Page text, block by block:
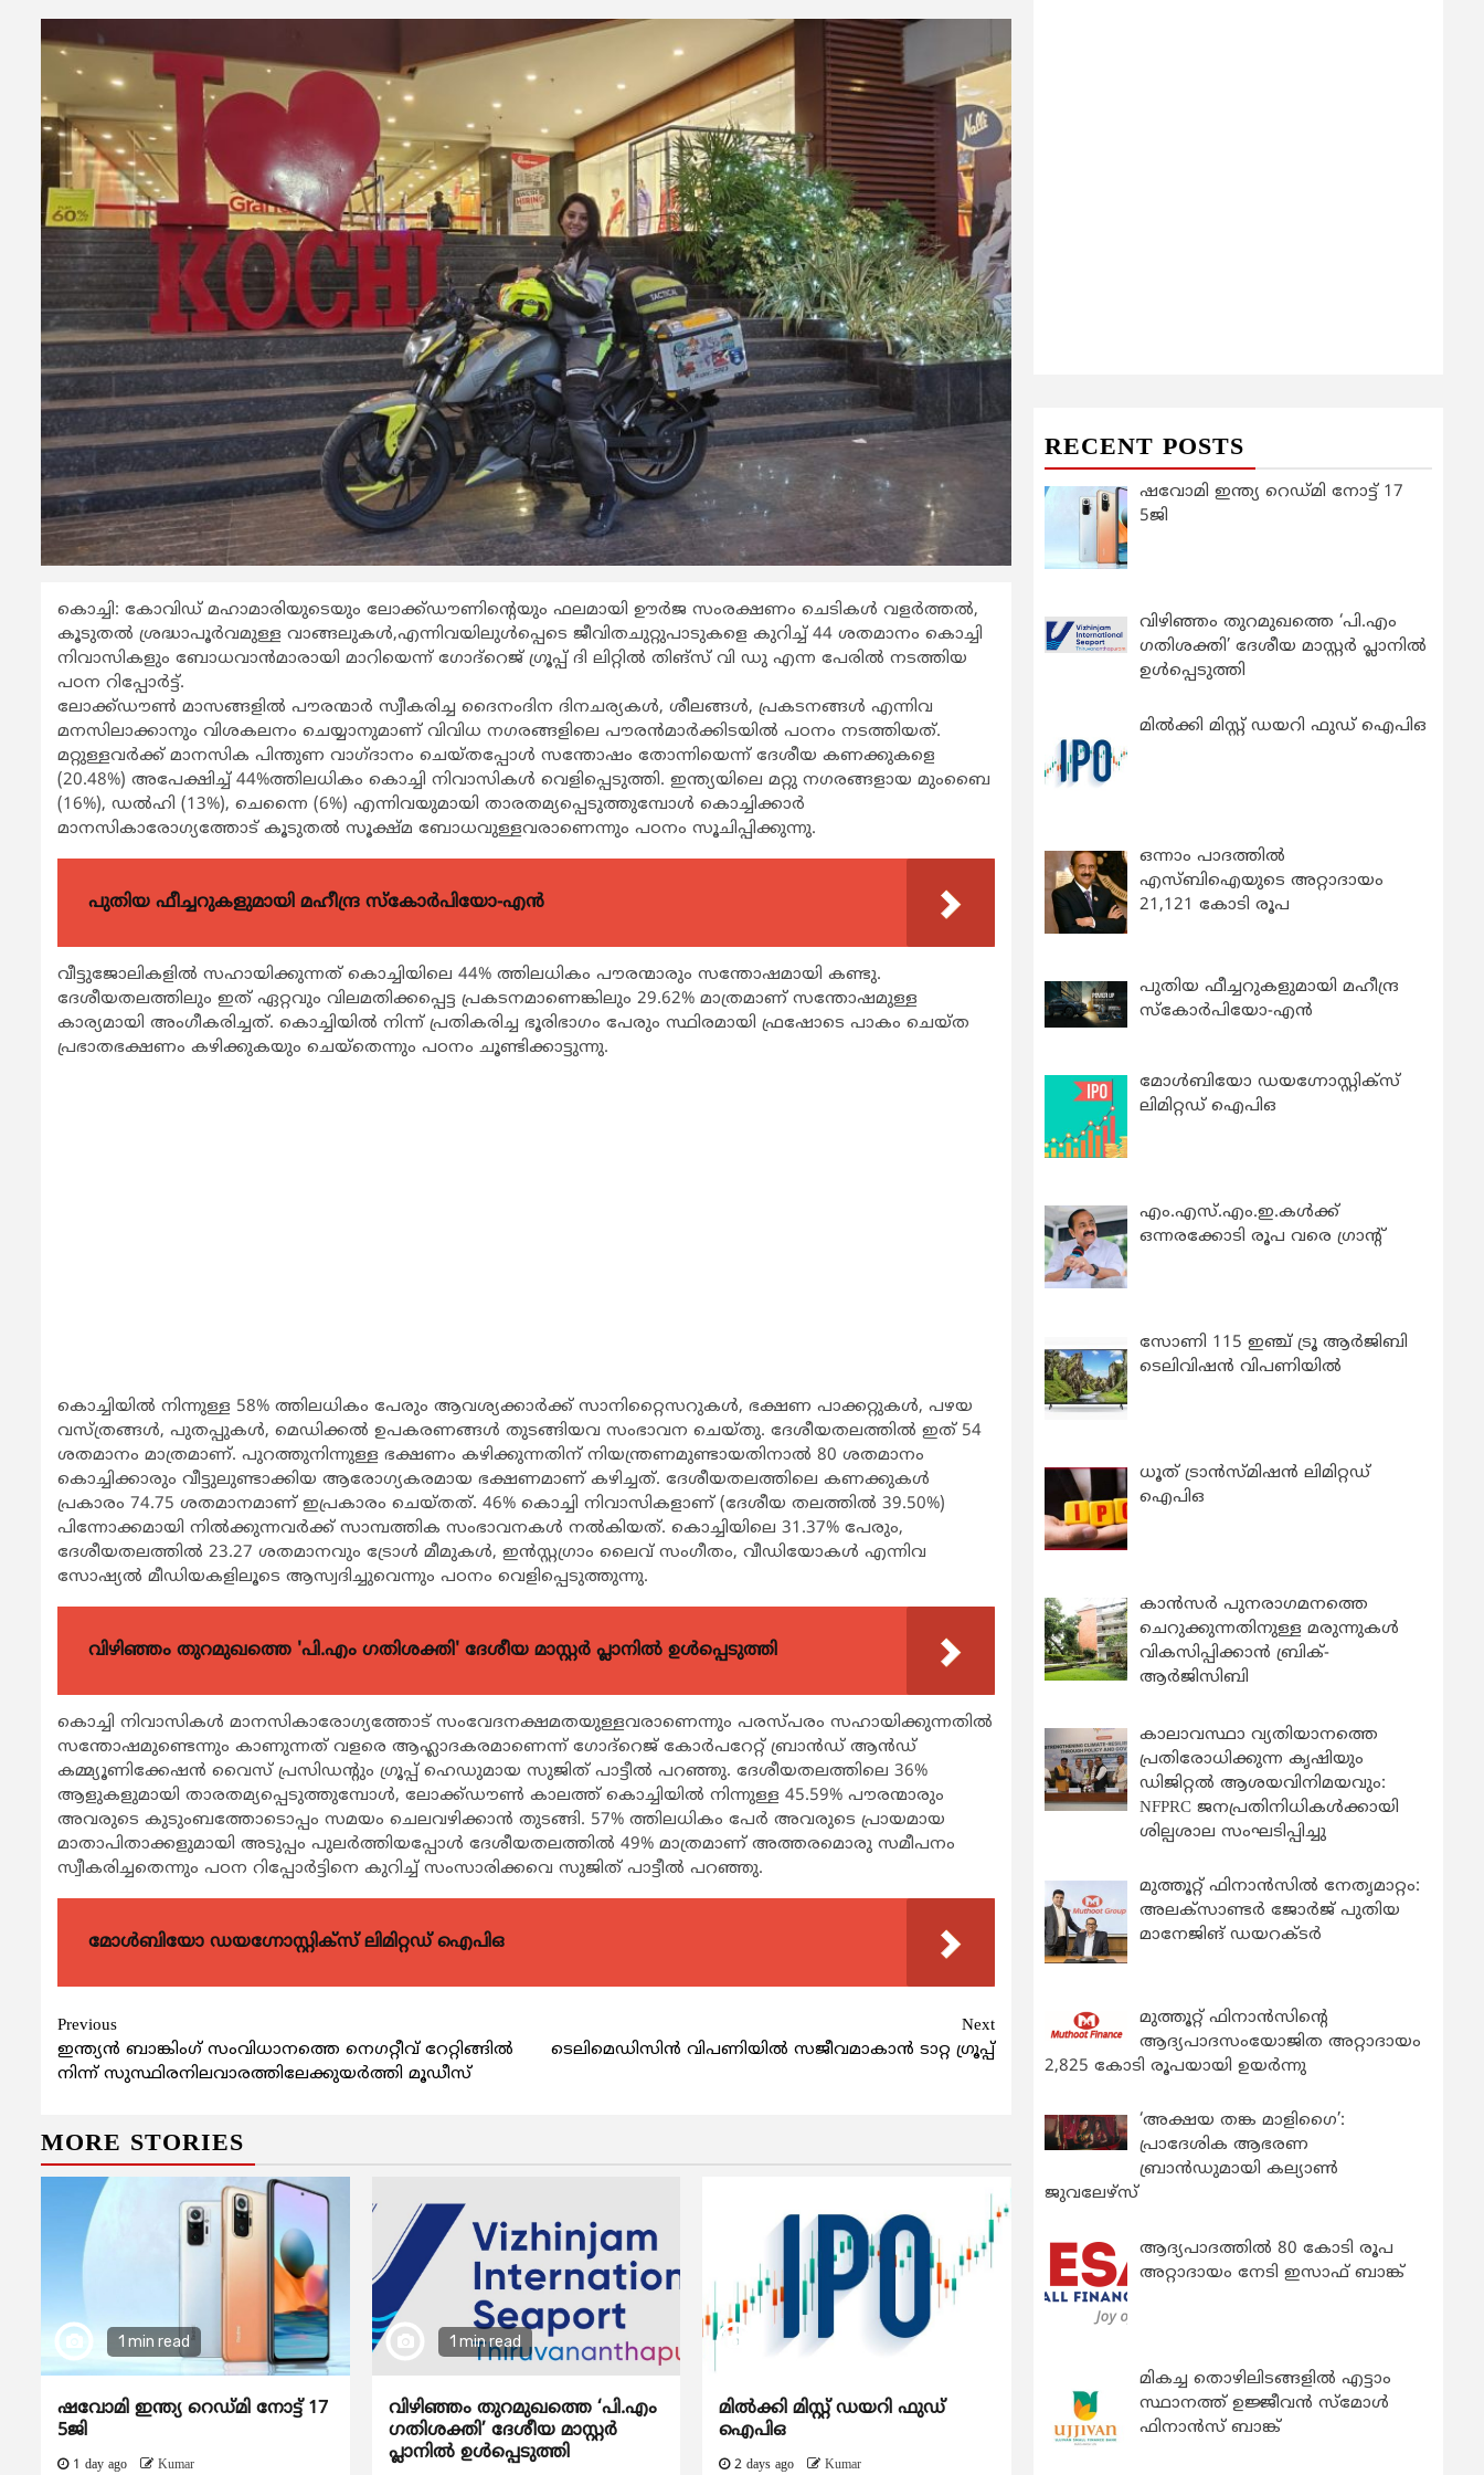
കൊച്ചി: കോവിഡ് മഹാമാരിയുടെയും ലോക്ക്ഡൗണിന്റെയും ഫലമായി ഊര്‍ജ സംരക്ഷണം ചെടികള്‍ വളര്‍ത്തല്‍,
കൂടുതല്‍ ശ്രദ്ധാപൂര്‍വമുള്ള വാങ്ങലുകള്‍,എന്നിവയിലുള്‍പ്പെടെ ജീവിതചുറ്റുപാടുകളെ കുറിച്ച് 44 ശതമാനം കൊച്ചി
നിവാസികളും ബോധവാന്‍മാരായി മാറിയെന്ന് ഗോദ്റെജ് ഗ്രൂപ്പ് ദി ലിറ്റില്‍ തിങ്സ് വി ഡു എന്ന പേരില്‍ നടത്തിയ
പഠന റിപ്പോര്‍ട്ട്.
ലോക്ക്ഡൗണ്‍ മാസങ്ങളില്‍ പൗരന്മാര്‍ സ്വീകരിച്ച ദൈനംദിന ദിനചര്യകള്‍, ശീലങ്ങള്‍, പ്രകടനങ്ങള്‍ എന്നിവ
മനസിലാക്കാനും വിശകലനം ചെയ്യാനുമാണ് വിവിധ നഗരങ്ങളിലെ പൗരന്‍മാര്‍ക്കിടയില്‍ പഠനം നടത്തിയത്.
മറ്റുള്ളവര്‍ക്ക് മാനസിക പിന്തുണ വാഗ്ദാനം ചെയ്തപ്പോള്‍ സന്തോഷം തോന്നിയെന്ന് ദേശീയ കണക്കുകളെ
(20.48%) അപേക്ഷിച്ച് 44%ത്തിലധികം കൊച്ചി നിവാസികള്‍ വെളിപ്പെടുത്തി. ഇന്ത്യയിലെ മറ്റു നഗരങ്ങളായ മുംബൈ
(16%), ഡല്‍ഹി (13%), ചെന്നൈ (6%) എന്നിവയുമായി താരതമ്യപ്പെടുത്തുമ്പോള്‍ കൊച്ചിക്കാര്‍
മാനസികാരോഗ്യത്തോട് കൂടുതല്‍ സൂക്ഷ്മ ബോധവുള്ളവരാണെന്നും പഠനം സൂചിപ്പിക്കുന്നു.
പുതിയ ഫീച്ചറുകളുമായി മഹീന്ദ്ര സ്കോർപിയോ-എൻ
വീട്ടുജോലികളില്‍ സഹായിക്കുന്നത് കൊച്ചിയിലെ 44% ത്തിലധികം പൗരന്മാരും സന്തോഷമായി കണ്ടു.
ദേശീയതലത്തിലും ഇത് ഏറ്റവും വിലമതിക്കപ്പെട്ട പ്രകടനമാണെങ്കിലും 29.62% മാത്രമാണ് സന്തോഷമുള്ള
കാര്യമായി അംഗീകരിച്ചത്. കൊച്ചിയില്‍ നിന്ന് പ്രതികരിച്ച ഭൂരിഭാഗം പേരും സ്ഥിരമായി ഫ്രഷോടെ പാകം ചെയ്ത
പ്രഭാതഭക്ഷണം കഴിക്കുകയും ചെയ്തെന്നും പഠനം ചൂണ്ടിക്കാട്ടുന്നു.
കൊച്ചിയില്‍ നിന്നുള്ള 58% ത്തിലധികം പേരും ആവശ്യക്കാര്‍ക്ക് സാനിറ്റൈസറുകള്‍, ഭക്ഷണ പാക്കറ്റുകള്‍, പഴയ
വസ്ത്രങ്ങള്‍, പുതപ്പുകള്‍, മെഡിക്കല്‍ ഉപകരണങ്ങള്‍ തുടങ്ങിയവ സംഭാവന ചെയ്തു. ദേശീയതലത്തില്‍ ഇത് 54
ശതമാനം മാത്രമാണ്. പുറത്തുനിന്നുള്ള ഭക്ഷണം കഴിക്കുന്നതിന് നിയന്ത്രണമുണ്ടായതിനാല്‍ 80 ശതമാനം
കൊച്ചിക്കാരും വീട്ടുലുണ്ടാക്കിയ ആരോഗ്യകരമായ ഭക്ഷണമാണ് കഴിച്ചത്. ദേശീയതലത്തിലെ കണക്കുകള്‍
പ്രകാരം 74.75 ശതമാനമാണ് ഇപ്രകാരം ചെയ്തത്. 46% കൊച്ചി നിവാസികളാണ് (ദേശീയ തലത്തില്‍ 39.50%)
പിന്നോക്കമായി നില്‍ക്കുന്നവര്‍ക്ക് സാമ്പത്തിക സംഭാവനകള്‍ നല്‍കിയത്. കൊച്ചിയിലെ 31.37% പേരും,
ദേശീയതലത്തില്‍ 23.27 ശതമാനവും ട്രോള്‍ മീമുകള്‍, ഇന്‍സ്റ്റഗ്രാം ലൈവ് സംഗീതം, വീഡിയോകള്‍ എന്നിവ
സോഷ്യല്‍ മീഡിയകളിലൂടെ ആസ്വദിച്ചുവെന്നും പഠനം വെളിപ്പെടുത്തുന്നു.
വിഴിഞ്ഞം തുറമുഖത്തെ 'പി.എം ഗതിശക്തി' ദേശീയ മാസ്റ്റർ പ്ലാനിൽ ഉൾപ്പെടുത്തി
കൊച്ചി നിവാസികള്‍ മാനസികാരോഗ്യത്തോട് സംവേദനക്ഷമതയുള്ളവരാണെന്നും പരസ്പരം സഹായിക്കുന്നതില്‍
സന്തോഷമുണ്ടെന്നും കാണുന്നത് വളരെ ആഹ്ലാദകരമാണെന്ന് ഗോദ്റെജ് കോര്‍പറേറ്റ് ബ്രാന്‍ഡ് ആന്‍ഡ്
കമ്മ്യൂണിക്കേഷന്‍ വൈസ് പ്രസിഡന്റും ഗ്രൂപ്പ് ഹെഡുമായ സുജിത് പാട്ടീല്‍ പറഞ്ഞു. ദേശീയതലത്തിലെ 36%
ആളുകളുമായി താരതമ്യപ്പെടുത്തുമ്പോള്‍, ലോക്ക്ഡൗണ്‍ കാലത്ത് കൊച്ചിയില്‍ നിന്നുള്ള 45.59% പൗരന്മാരും
അവരുടെ കുടുംബത്തോടൊപ്പം സമയം ചെലവഴിക്കാന്‍ തുടങ്ങി. 57% ത്തിലധികം പേര്‍ അവരുടെ പ്രായമായ
മാതാപിതാക്കളുമായി അടുപ്പം പുലര്‍ത്തിയപ്പോള്‍ ദേശീയതലത്തില്‍ 49% മാത്രമാണ് അത്തരമൊരു സമീപനം
സ്വീകരിച്ചതെന്നും പഠന റിപ്പോര്‍ട്ടിനെ കുറിച്ച് സംസാരിക്കവെ സുജിത് പാട്ടീല്‍ പറഞ്ഞു.
മോൾബിയോ ഡയഗ്നോസ്റ്റിക്സ് ലിമിറ്റഡ് ഐപിഒ
Continue
Reading
Previous
ഇന്ത്യൻ ബാങ്കിംഗ് സംവിധാനത്തെ നെഗറ്റീവ് റേറ്റിങ്ങിൽ
നിന്ന് സുസ്ഥിരനിലവാരത്തിലേക്കുയർത്തി മൂഡീസ്
Next
ടെലിമെഡിസിന്‍ വിപണിയിൽ സജീവമാകാൻ ടാറ്റ ഗ്രൂപ്പ്
MORE STORIES
1 min read
ഷവോമി ഇന്ത്യ റെഡ്മി നോട്ട് 17
5ജി
1 day ago Kumar
1 min read
വിഴിഞ്ഞം തുറമുഖത്തെ ‘പി.എം
ഗതിശക്തി’ ദേശീയ മാസ്റ്റർ
പ്ലാനിൽ ഉൾപ്പെടുത്തി
മിൽക്കി മിസ്റ്റ് ഡയറി ഫുഡ്
ഐപിഒ
2 days ago Kumar
RECENT POSTS
ഷവോമി ഇന്ത്യ റെഡ്മി നോട്ട് 17
5ജി
വിഴിഞ്ഞം തുറമുഖത്തെ ‘പി.എം
ഗതിശക്തി’ ദേശീയ മാസ്റ്റർ പ്ലാനിൽ
ഉൾപ്പെടുത്തി
മിൽക്കി മിസ്റ്റ് ഡയറി ഫുഡ് ഐപിഒ
ഒന്നാം പാദത്തിൽ
എസ്ബിഐയുടെ അറ്റാദായം
21,121 കോടി രൂപ
പുതിയ ഫീച്ചറുകളുമായി മഹീന്ദ്ര
സ്കോർപിയോ-എൻ
മോൾബിയോ ഡയഗ്നോസ്റ്റിക്സ്
ലിമിറ്റഡ് ഐപിഒ
എം.എസ്.എം.ഇ.കൾക്ക്
ഒന്നരക്കോടി രൂപ വരെ ഗ്രാന്റ്
സോണി 115 ഇഞ്ച് ട്രൂ ആർജിബി
ടെലിവിഷൻ വിപണിയിൽ
ധൂത് ട്രാൻസ്മിഷൻ ലിമിറ്റഡ്
ഐപിഒ
കാന്‍സര്‍ പുനരാഗമനത്തെ
ചെറുക്കുന്നതിനുള്ള മരുന്നുകള്‍
വികസിപ്പിക്കാന്‍ ബ്രിക്-
ആര്‍ജിസിബി
കാലാവസ്ഥാ വ്യതിയാനത്തെ
പ്രതിരോധിക്കുന്ന കൃഷിയും
ഡിജിറ്റൽ ആശയവിനിമയവും:
NFPRC ജനപ്രതിനിധികൾക്കായി
ശില്പശാല സംഘടിപ്പിച്ചു
മുത്തൂറ്റ് ഫിനാൻസിൽ നേതൃമാറ്റം:
അലക്സാണ്ടർ ജോർജ് പുതിയ
മാനേജിങ് ഡയറക്ടർ
മുത്തൂറ്റ് ഫിനാൻസിന്റെ
ആദ്യപാദസംയോജിത അറ്റാദായം
2,825 കോടി രൂപയായി ഉയർന്നു
‘അക്ഷയ തങ്ക മാളിഗൈ’:
പ്രാദേശിക ആഭരണ
ബ്രാന്‍ഡുമായി കല്യാണ്‍
ജുവലേഴ്‌സ്
ആദ്യപാദത്തിൽ 80 കോടി രൂപ
അറ്റാദായം നേടി ഇസാഫ് ബാങ്ക്
മികച്ച തൊഴിലിടങ്ങളിൽ എട്ടാം
സ്ഥാനത്ത് ഉജ്ജീവൻ സ്മോൾ
ഫിനാൻസ് ബാങ്ക്